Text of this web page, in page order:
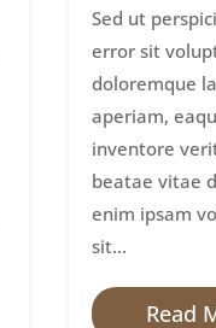
Sed ut
error sit
doloremque
aperiam,
inventore
beatae vitae
enim ipsam
sit...
Read